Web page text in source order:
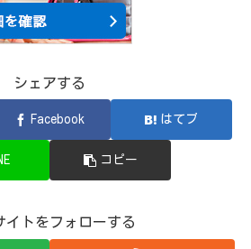
シェアする
Facebook はてブ
コピー
イトをフォローする